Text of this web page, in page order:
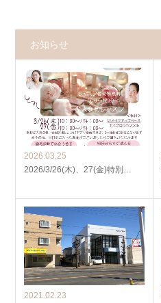
お知らせ
2026.03.25
2026/3/26(木)、27(金)特別…
2021.02.23